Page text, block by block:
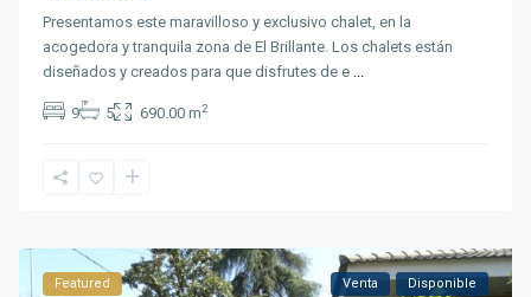
Presentamos este maravilloso y exclusivo chalet, en la
acogedora y tranquila zona de El Brillante. Los chalets están
diseñados y creados para que disfrutes de e
9 5 690.00 m2
Featured Venta Disponible